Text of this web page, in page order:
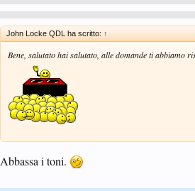
John Locke QDL ha scritto: ↑
Bene, salutato hai salutato, alle domande ti abbiamo
Abbassa i toni.